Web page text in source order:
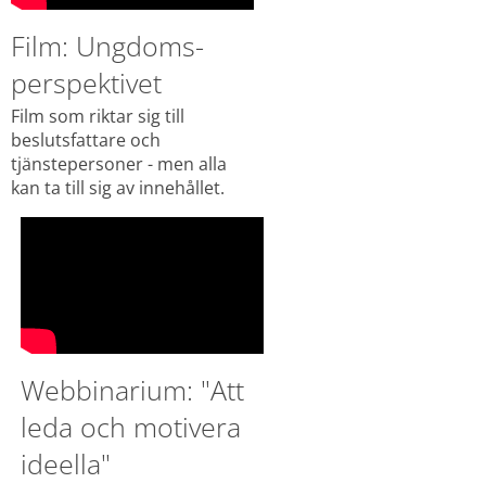
Film: Ungdoms-
perspektivet
Film som riktar sig till
beslutsfattare och
tjänstepersoner - men alla
kan ta till sig av innehållet.
Webbinarium: "Att
leda och motivera
ideella"